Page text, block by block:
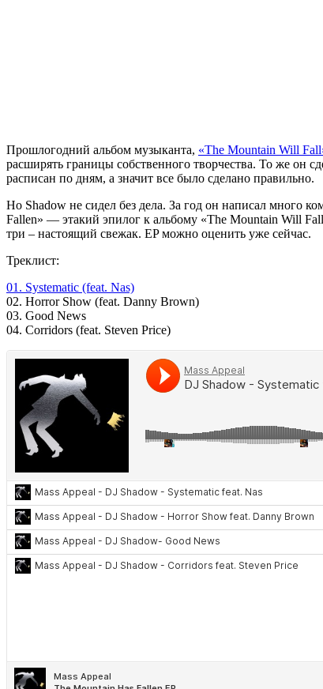
Прошлогодний альбом музыканта, «The Mountain Will
расширять границы собственного творчества. То же он
расписан по дням, а значит все было сделано правильно.
Но Shadow не сидел без дела. За год он написал много
Fallen» — этакий эпилог к альбому «The Mountain Will
три – настоящий свежак. EP можно оценить уже сейчас.
Треклист:
01. Systematic (feat. Nas)
02. Horror Show (feat. Danny Brown)
03. Good News
04. Corridors (feat. Steven Price)